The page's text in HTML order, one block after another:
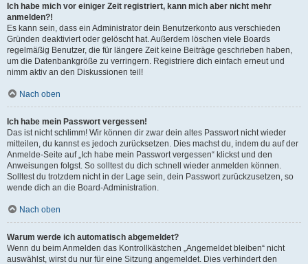
Ich habe mich vor einiger Zeit registriert, kann mich aber nicht mehr
anmelden?!
Es kann sein, dass ein Administrator dein Benutzerkonto aus verschieden
Gründen deaktiviert oder gelöscht hat. Außerdem löschen viele Boards
regelmäßig Benutzer, die für längere Zeit keine Beiträge geschrieben haben,
um die Datenbankgröße zu verringern. Registriere dich einfach erneut und
nimm aktiv an den Diskussionen teil!
Nach oben
Ich habe mein Passwort vergessen!
Das ist nicht schlimm! Wir können dir zwar dein altes Passwort nicht wieder
mitteilen, du kannst es jedoch zurücksetzen. Dies machst du, indem du auf der
Anmelde-Seite auf „Ich habe mein Passwort vergessen“ klickst und den
Anweisungen folgst. So solltest du dich schnell wieder anmelden können.
Solltest du trotzdem nicht in der Lage sein, dein Passwort zurückzusetzen, so
wende dich an die Board-Administration.
Nach oben
Warum werde ich automatisch abgemeldet?
Wenn du beim Anmelden das Kontrollkästchen „Angemeldet bleiben“ nicht
auswählst, wirst du nur für eine Sitzung angemeldet. Dies verhindert den